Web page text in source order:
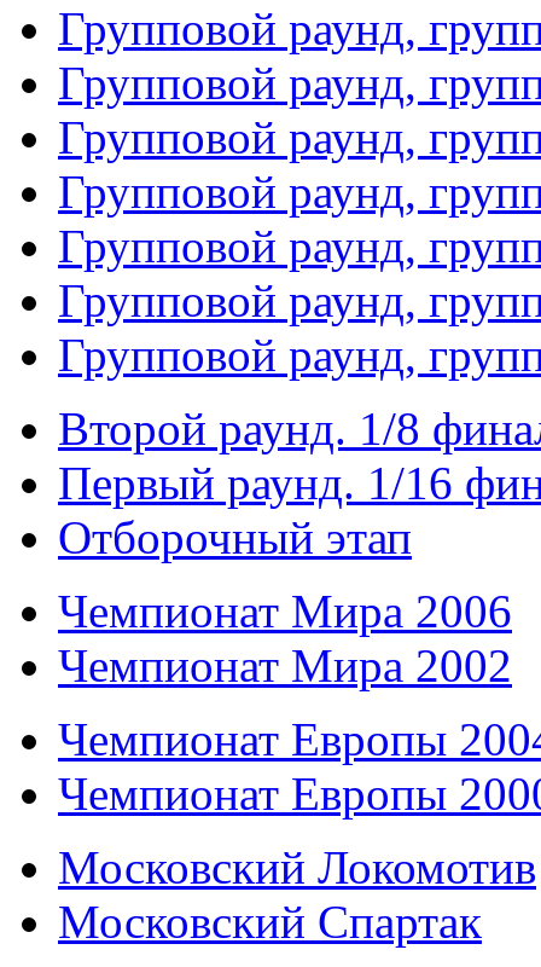
Групповой раунд,
Групповой раунд,
Групповой раунд,
Групповой раунд,
Групповой раунд,
Групповой раунд,
Групповой раунд,
Второй раунд. 1/8
Первый раунд. 1/16
Отборочный этап
Чемпионат Мира 2006
Чемпионат Мира 2002
Чемпионат Европы
Чемпионат Европы
Московский Локомотив
Московский Спартак